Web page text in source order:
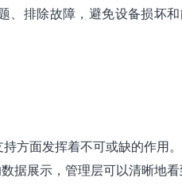
排除故障，避免设备损坏
方面发挥着不可或缺的作用
据展示，管理层可以清晰地